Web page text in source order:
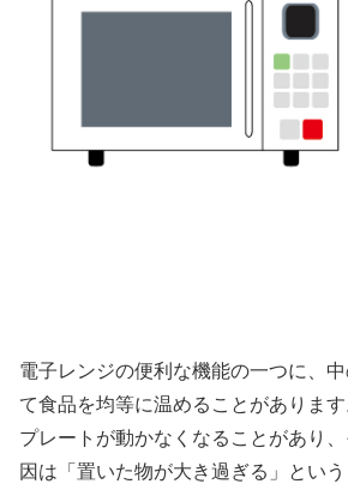
電子レンジの便利な機能の一つに、
て食品を均等に温めることがありま
プレートが動かなくなることがあり
因は「置いた物が大き過ぎる」という